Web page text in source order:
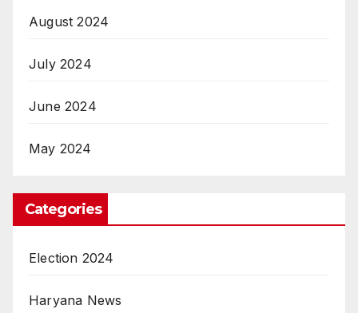
August 2024
July 2024
June 2024
May 2024
Categories
Election 2024
Haryana News